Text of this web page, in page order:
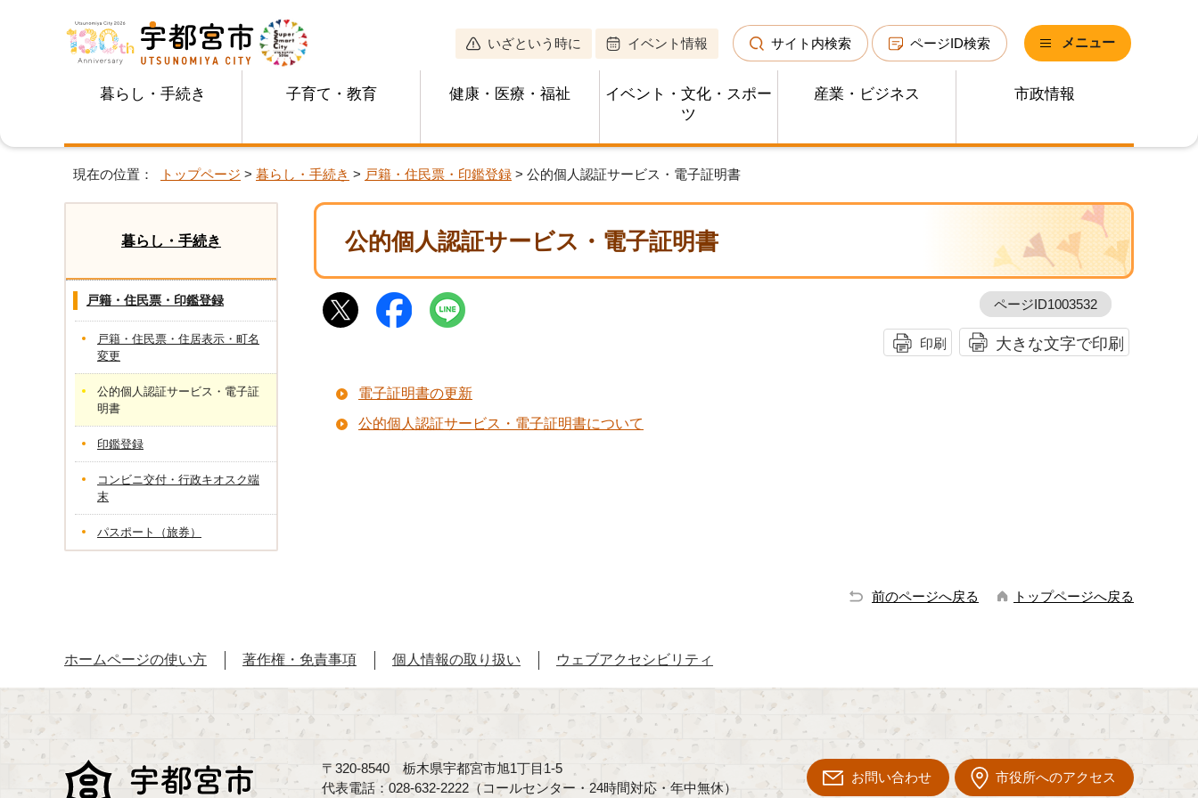
いざという時に イベント情報 サイト内検索 ページID検索 メニュー
暮らし・手続き 子育て・教育 健康・医療・福祉
イベント・文化・スポー
ツ
産業・ビジネス 市政情報
現在の位置： トップページ > 暮らし・手続き > 戸籍・住民票・印鑑登録 > 公的個人認証サービス・電子証明書
公的個人認証サービス・電子証明書
ページID1003532
印刷 大きな文字で印刷
電子証明書の更新
公的個人認証サービス・電子証明書について
暮らし・手続き
戸籍・住民票・印鑑登録
戸籍・住民票・住居表示・町名
変更
公的個人認証サービス・電子証
明書
印鑑登録
コンビニ交付・行政キオスク端
末
パスポート（旅券）
前のページへ戻る トップページへ戻る
ホームページの使い方 著作権・免責事項 個人情報の取り扱い ウェブアクセシビリティ
〒320-8540 栃木県宇都宮市旭1丁目1-5
代表電話：028-632-2222（コールセンター・24時間対応・年中無休）
お問い合わせ 市役所へのアクセス